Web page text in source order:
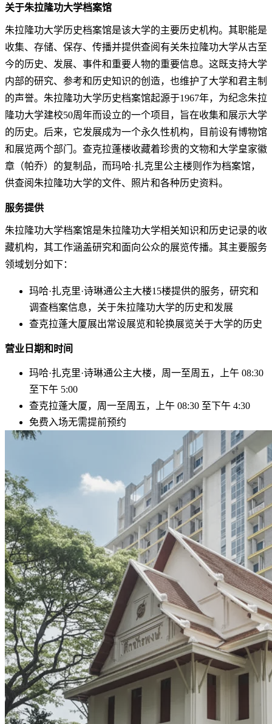
关于朱拉隆功大学档案馆
朱拉隆功大学历史档案馆是该大学的主要历史机构。其职能是
收集、存储、保存、传播并提供查阅有关朱拉隆功大学从古至
今的历史、发展、事件和重要人物的重要信息。这既支持大学
内部的研究、参考和历史知识的创造，也维护了大学和君主制
的声誉。 朱拉隆功大学历史档案馆起源于1967年，为纪念朱拉
隆功大学建校50周年而设立的一个项目，旨在收集和展示大学
的历史。后来，它发展成为一个永久性机构，目前设有博物馆
和展览两个部门。查克拉蓬楼收藏着珍贵的文物和大学皇家徽
章 （帕乔） 的复制品，而玛哈·扎克里公主楼则作为档案馆，
供查阅朱拉隆功大学的文件、照片和各种历史资料。
服务提供
朱拉隆功大学档案馆是朱拉隆功大学相关知识和历史记录的收
藏机构，其工作涵盖研究和面向公众的展览传播。其主要服务
领域划分如下：
玛哈·扎克里·诗琳通公主大楼15楼提供的服务，研究和
调查档案信息，关于朱拉隆功大学的历史和发展
查克拉蓬大厦展出常设展览和轮换展览关于大学的历史
营业日期和时间
玛哈·扎克里·诗琳通公主大楼， 周一至周五，上午 08:30
至下午 5:00
查克拉蓬大厦， 周一至周五，上午 08:30 至下午 4:30
免费入场无需提前预约